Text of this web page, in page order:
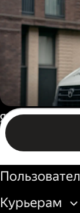
Бизнесу
Курьерам